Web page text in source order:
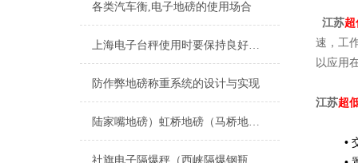
各类汽车衡,电子地磅的使用场合
上海电子台秤使用时要保持良好的称重习惯
防作弊地磅称重系统的设计与实现
陆家嘴地磅）虹桥地磅（马桥地磅（吴泾地磅）华漕地磅）颛桥地磅维修
社旗电子隔爆秤（西峡隔爆钢瓶称）淅川电子隔爆台称维修
江苏
速，工
以应用
江苏超
•